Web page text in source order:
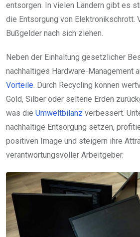
entsorgen. In vielen Ländern gibt es
die Entsorgung von Elektronikschrott.
Bußgelder nach sich ziehen.
Neben der Einhaltung gesetzlicher
nachhaltiges Hardware-Management
Vorteile. Durch Recycling können
Gold, Silber oder seltene Erden
was die Umweltbilanz verbessert.
nachhaltige Entsorgung setzen,
positiven Image und steigern ihre
verantwortungsvoller Arbeitgeber.